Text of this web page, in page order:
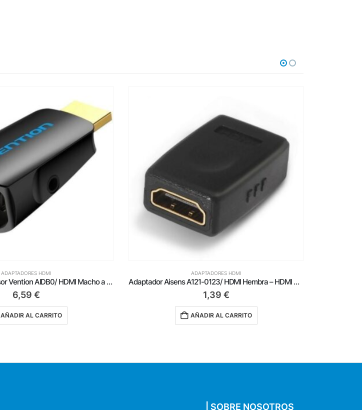
ADAPTADORES HDMI
Adaptador Aisens A121-0123/ HDMI Hembra – HDMI Hembra
1,39 €
AÑADIR AL CARRITO
ADAPTADORES HDMI
Adaptador Nanocable 10.15.1200/ HDMI Hembra – HDMI Hembra
1,39 €
AÑADIR AL CARRITO
| SOBRE NOSOTROS